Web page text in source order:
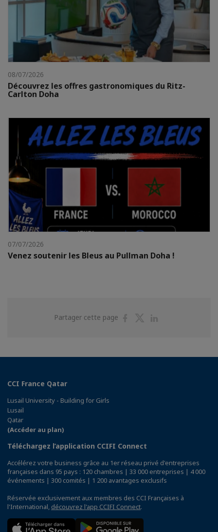
08/07/2026
Découvrez les offres gastronomiques du Ritz-
Carlton Doha
07/07/2026
Venez soutenir les Bleus au Pullman Doha !
Partager cette page
PartagerPartager
CCI France Qatar
Lusail University - Building for Girls
Lusail
Qatar
(Accéder au plan)
Téléchargez l’application CCIFI Connect
Accélérez votre business grâce au 1er réseau privé d'entreprises
françaises dans 95 pays : 120 chambres | 33 000 entreprises | 4 000
événements | 300 comités | 1 200 avantages exclusifs
Réservée exclusivement aux membres des CCI Françaises à
l'International, découvrez l'app CCIFI Connect.